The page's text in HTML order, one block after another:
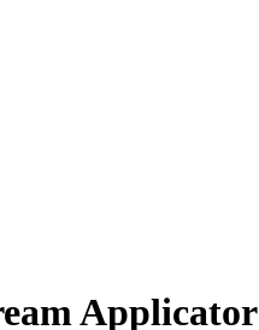
Applicator